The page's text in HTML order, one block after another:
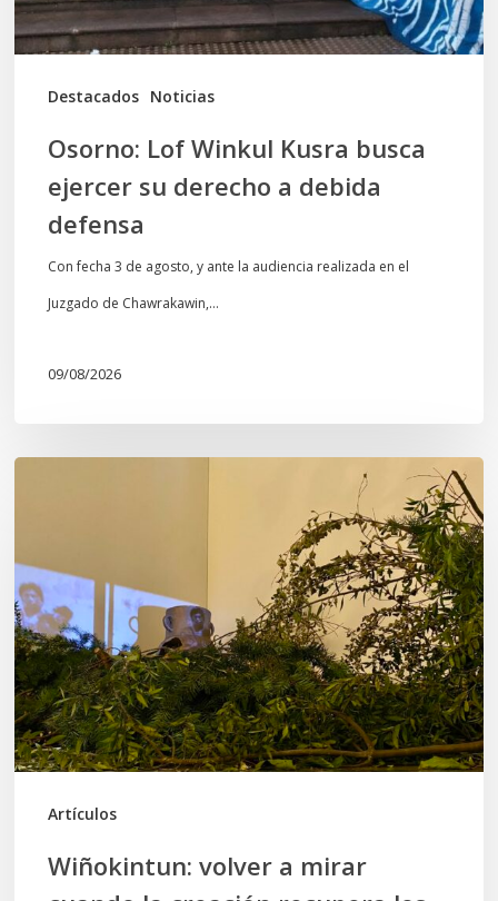
Destacados Noticias
derecho
a
debida
Osorno: Lof Winkul Kusra busca
ejercer su derecho a debida
defensa
Con fecha 3 de agosto, y ante la audiencia realizada en el
Juzgado de Chawrakawin,…
09/08/2026
Artículos
mirar
cuando
la
creación
recupera
los
territorios
Wiñokintun: volver a mirar